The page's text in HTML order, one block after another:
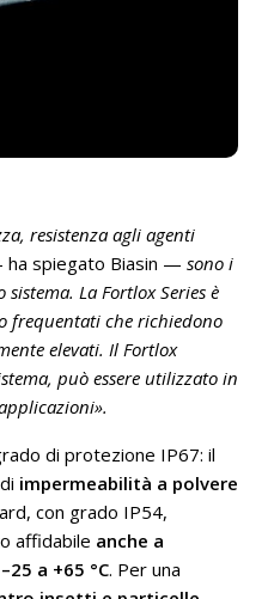
resistenza agli agenti
spiegato Biasin — sono i
La Fortlox Series è
frequentati che richiedono
elevati. Il Fortlox
può essere utilizzato in
di protezione IP67: il
impermeabilità a polvere
con grado IP54,
affidabile anche a
a +65 °C. Per una